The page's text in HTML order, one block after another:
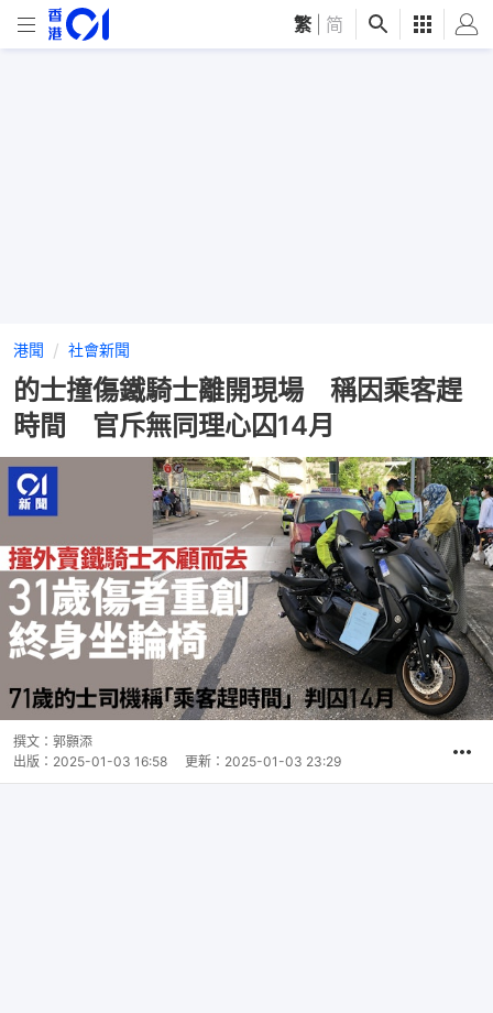
繁 简
港聞 社會新聞
的士撞傷鐵騎士離開現場 稱因乘客趕
時間 官斥無同理心囚14月
撰文： 郭顥添
出版： 2025-01-03 16:58 更新： 2025-01-03 23:29